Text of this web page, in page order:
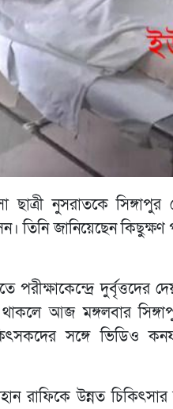
ছাত্রী নুসরাতকে
তিনি জানিয়েছেন
দুর্বৃত্তদের
আজ মঙ্গলবার
সঙ্গে ভিডিও
রাফিকে উন্নত চিকিৎসার